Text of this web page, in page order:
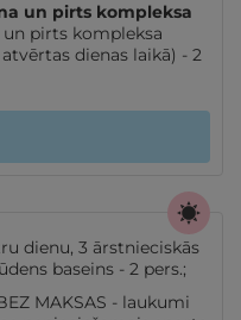
un pirts kompleksa
un pirts kompleksa
dienas laikā) - 2
dienu, 3 ārstnieciskās
baseins - 2 pers.;
MAKSAS - laukumi